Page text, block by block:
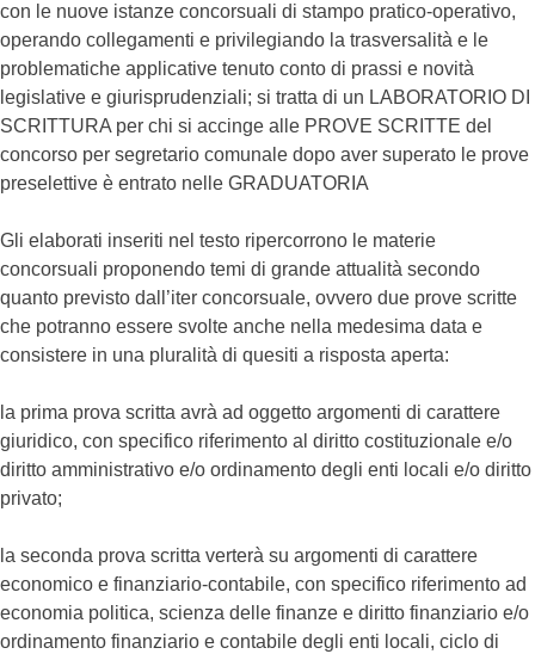
con le nuove istanze concorsuali di stampo pratico-operativo,
operando collegamenti e privilegiando la trasversalità e le
problematiche applicative tenuto conto di prassi e novità
legislative e giurisprudenziali; si tratta di un LABORATORIO DI
SCRITTURA per chi si accinge alle PROVE SCRITTE del
concorso per segretario comunale dopo aver superato le prove
preselettive è entrato nelle GRADUATORIA
Gli elaborati inseriti nel testo ripercorrono le materie
concorsuali propo­nendo temi di grande attualità secondo
quanto previsto dall’iter con­corsuale, ovvero due prove scritte
che potranno essere svolte anche nella medesima data e
consistere in una pluralità di quesiti a risposta aperta:
la prima prova scritta avrà ad oggetto argomenti di carattere
giuridico, con specifico riferimento al diritto costituzionale e/o
diritto amministra­tivo e/o ordinamento degli enti locali e/o diritto
privato;
la seconda prova scritta verterà su argomenti di carattere
economico e finanziario-contabile, con specifico riferimento ad
economia po­litica, scienza delle finanze e diritto finanziario e/o
ordinamento finanziario e contabile degli enti locali, ciclo di